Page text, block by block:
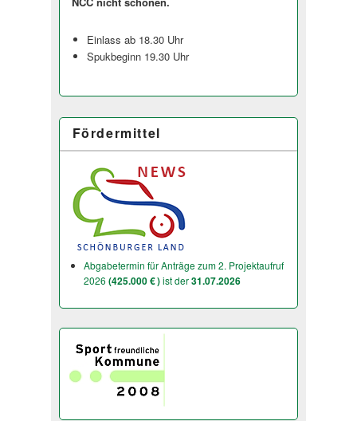
Einlass ab 18.30 Uhr
Spukbeginn 19.30 Uhr
Fördermittel
Abgabetermin für Anträge zum 2. Projektaufruf
2026 (425.000 € )ist der31.07.2026